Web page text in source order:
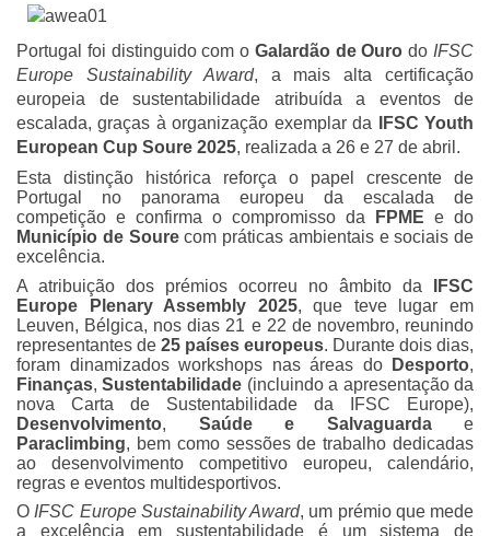
Portugal foi distinguido com o Galardão de Ouro do IFSC
Europe Sustainability Award, a mais alta certificação
europeia de sustentabilidade atribuída a eventos de
escalada, graças à organização exemplar da
IFSC Youth
European Cup Soure 2025, realizada a 26 e 27 de abril.
Esta distinção histórica reforça o papel crescente de
Portugal no panorama europeu da escalada de
competição e confirma o compromisso da
FPME e do
Município de Sourecom práticas ambientais e sociais de
excelência.
A atribuição dos prémios ocorreu no âmbito da
IFSC
Europe Plenary Assembly 2025, que teve lugar em
Leuven, Bélgica, nos dias 21 e 22 de novembro, reunindo
representantes de 25 países europeus. Durante dois dias,
foram dinamizados workshops nas áreas do
Desporto,
Finanças,Sustentabilidade (incluindo a apresentação da
nova Carta de Sustentabilidade da IFSC Europe),
Desenvolvimento, Saúde e Salvaguardae
Paraclimbing, bem como sessões de trabalho dedicadas
ao desenvolvimento competitivo europeu, calendário,
regras e eventos multidesportivos.
O IFSC Europe Sustainability Award, um prémio que mede
a excelência em sustentabilidade é um sistema de